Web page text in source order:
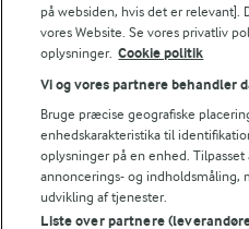
© 2026 Arla Foods
Vælg en anden cookies
på websiden, hvis det er relevant].
vores Website. Se vores privatliv
oplysninger. Cookie politik
Vi og vores partnere behandler
Bruge præcise geografiske
enhedskarakteristika til
oplysninger på en enhed.
annoncerings- og indholdsmåling,
udvikling af tjenester.
Liste over partnere